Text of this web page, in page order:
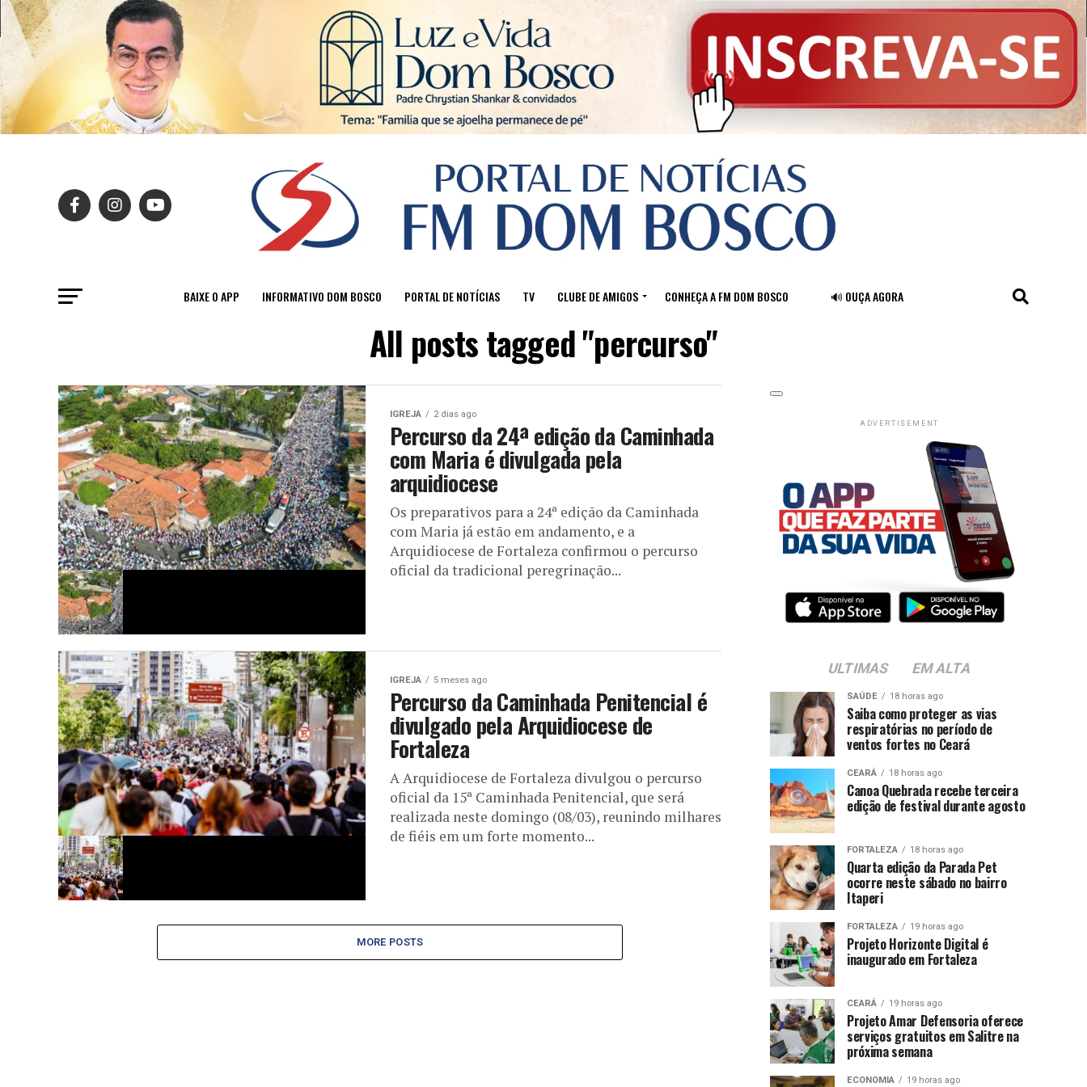
BAIXE O APP INFORMATIVO DOM BOSCO PORTAL DE NOTÍCIAS TV CLUBE DE AMIGOS CONHEÇA A FM DOM BOSCO 🔊 OUÇA AGORA
All posts tagged "percurso"
IGREJA 2 dias ago
Percurso da 24ª edição da Caminhada
com Maria é divulgada pela
arquidiocese
Os preparativos para a 24ª edição da Caminhada
com Maria já estão em andamento, e a
Arquidiocese de Fortaleza confirmou o percurso
oficial da tradicional peregrinação...
IGREJA 5 meses ago
Percurso da Caminhada Penitencial é
divulgado pela Arquidiocese de
Fortaleza
A Arquidiocese de Fortaleza divulgou o percurso
oficial da 15ª Caminhada Penitencial, que será
realizada neste domingo (08/03), reunindo milhares
de fiéis em um forte momento...
MORE POSTS
ADVERTISEMENT
ULTIMAS EM ALTA
SAÚDE 18 horas ago
Saiba como proteger as vias
respiratórias no período de
ventos fortes no Ceará
CEARÁ 18 horas ago
Canoa Quebrada recebe terceira
edição de festival durante agosto
FORTALEZA 18 horas ago
Quarta edição da Parada Pet
ocorre neste sábado no bairro
Itaperi
FORTALEZA 19 horas ago
Projeto Horizonte Digital é
inaugurado em Fortaleza
CEARÁ 19 horas ago
Projeto Amar Defensoria oferece
serviços gratuitos em Salitre na
próxima semana
ECONOMIA 19 horas ago
Sair da versão mobile